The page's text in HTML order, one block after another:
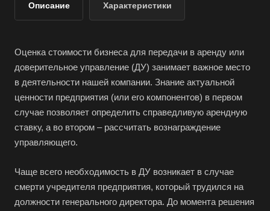
Описание Характеристики
Оценка стоимости бизнеса для передачи в аренду или
доверительное управление (ДУ) занимает важное место
в деятельности нашей компании. Знание актуальной
ценности предприятия (или его компонентов) в первом
случае позволяет определить справедливую арендную
ставку, а во втором – рассчитать вознаграждение
управляющего.
Чаще всего необходимость в ДУ возникает в случае
смерти учредителя предприятия, который трудился на
должности генерального директора. До момента решения